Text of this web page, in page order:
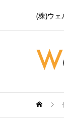
(株)ウェ